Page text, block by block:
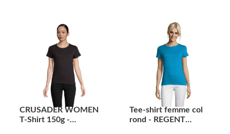
CRUSADER WOMEN
T-Shirt 150g -
Tee-shirt femme col
rond - REGENT